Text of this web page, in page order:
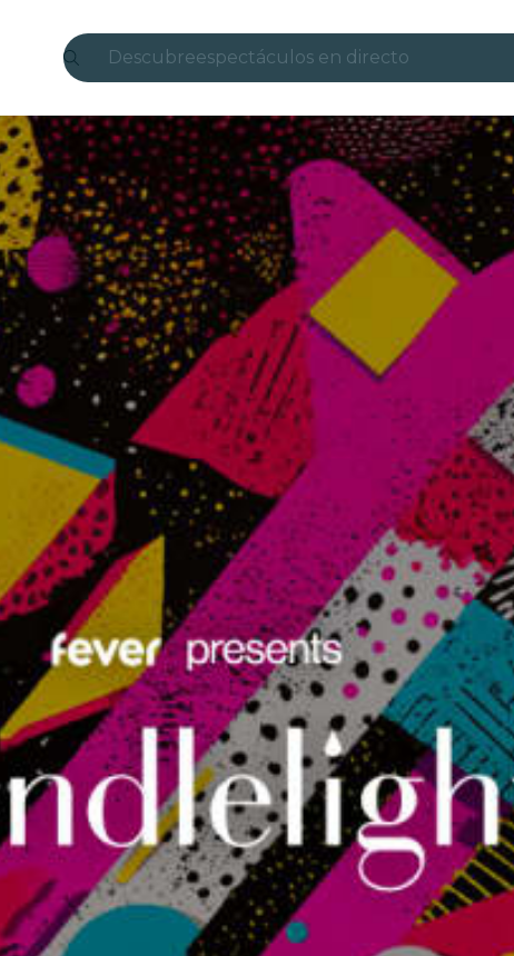
Descubreespectáculos en directo
candlelight
Londres
experiencias y ciudades
São Paulo
exposiciones
Seúl
recorridos por la ciudad
conciertos
restaurantes
cine